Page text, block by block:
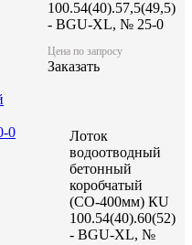
1 000
100.54(40).57,5(49,5)
- BGU-XL, № 25-0
Цена по запросу
Заказать
Лоток
водоотводный
бетонный
коробчатый
(СО-400мм) КU
100.54(40).60(52)
- BGU-XL, №